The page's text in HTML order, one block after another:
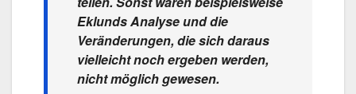
Eklunds Analyse und die
Veränderungen, die sich daraus
vielleicht noch ergeben werden,
nicht möglich gewesen.